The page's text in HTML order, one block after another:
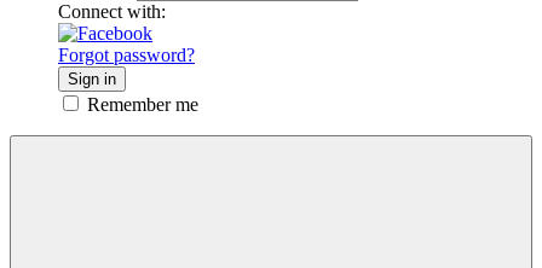
Connect with:
Forgot password?
Sign in
Remember me